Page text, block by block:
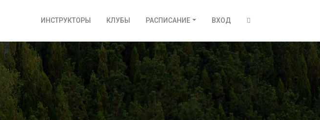
ИНСТРУКТОРЫ КЛУБЫ РАСПИСАНИЕ ВХОД